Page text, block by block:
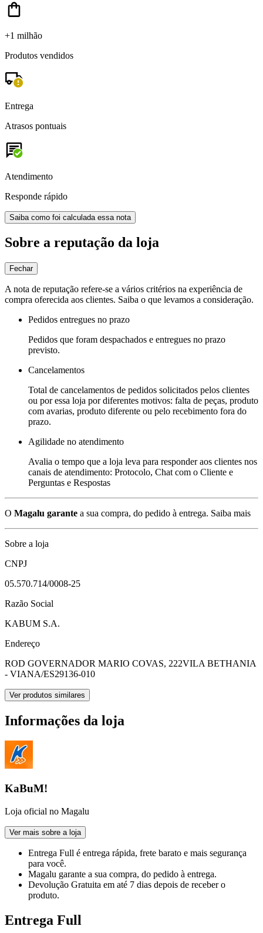
+1 milhão
Produtos vendidos
Entrega
Atrasos pontuais
Atendimento
Responde rápido
Saiba como foi calculada essa nota
Sobre a reputação da loja
Fechar
A nota de reputação refere-se a vários critérios na experiência de
compra oferecida aos clientes. Saiba o que levamos a consideração.
Pedidos entregues no prazo
Pedidos que foram despachados e entregues no prazo
previsto.
Cancelamentos
Total de cancelamentos de pedidos solicitados pelos clientes
ou por essa loja por diferentes motivos: falta de peças, produto
com avarias, produto diferente ou pelo recebimento fora do
prazo.
Agilidade no atendimento
Avalia o tempo que a loja leva para responder aos clientes nos
canais de atendimento: Protocolo, Chat com o Cliente e
Perguntas e Respostas
O Magalu garante a sua compra, do pedido à entrega. Saiba mais
Sobre a loja
CNPJ
05.570.714/0008-25
Razão Social
KABUM S.A.
Endereço
ROD GOVERNADOR MARIO COVAS, 222VILA BETHANIA
- VIANA/ES29136-010
Ver produtos similares
Informações da loja
KaBuM!
Loja oficial no Magalu
Ver mais sobre a loja
Entrega Full é entrega rápida, frete barato e mais segurança
para você.
Magalu garante a sua compra, do pedido à entrega.
Devolução Gratuita em até 7 dias depois de receber o
produto.
Entrega Full